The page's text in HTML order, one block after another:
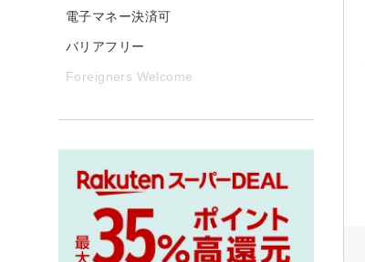
電子マネー決済可
バリアフリー
Foreigners Welcome